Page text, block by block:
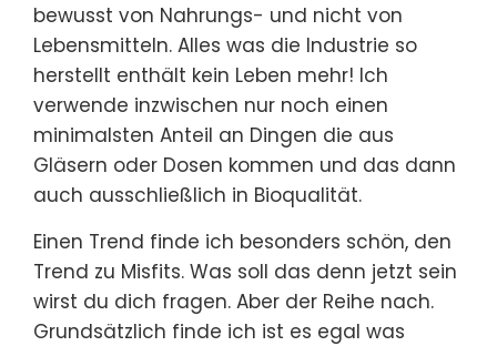
bewusst von Nahrungs- und nicht von
Lebensmitteln. Alles was die Industrie so
herstellt enthält kein Leben mehr! Ich
verwende inzwischen nur noch einen
minimalsten Anteil an Dingen die aus
Gläsern oder Dosen kommen und das dann
auch ausschließlich in Bioqualität.
Einen Trend finde ich besonders schön, den
Trend zu Misfits. Was soll das denn jetzt sein
wirst du dich fragen. Aber der Reihe nach.
Grundsätzlich finde ich ist es egal was